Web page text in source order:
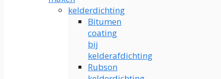
kelderdichting
Bitumen
coating
bij
kelderafdichting
Rubson